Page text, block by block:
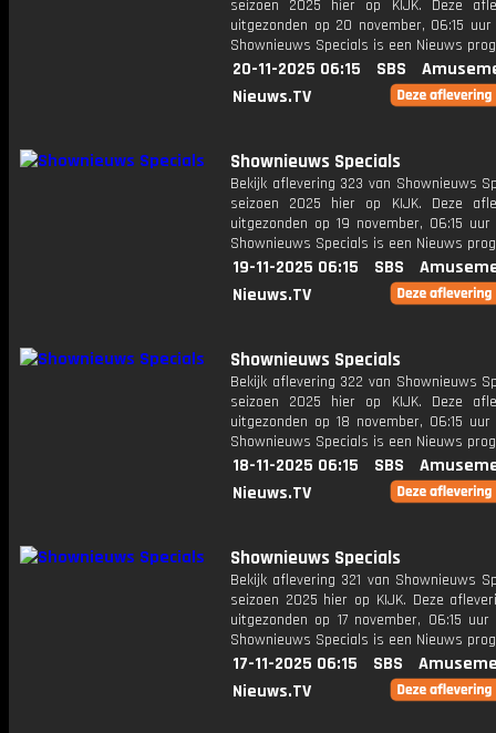
seizoen 2025 hier op KIJK. Deze
uitgezonden op 20 november, 06:15
Shownieuws Specials is een Nieuws
20-11-2025 06:15 SBS
Nieuws.TV
Shownieuws Specials
Bekijk aflevering 323 van Shownieuws
seizoen 2025 hier op KIJK. Deze
uitgezonden op 19 november, 06:15
Shownieuws Specials is een Nieuws
19-11-2025 06:15 SBS
Nieuws.TV
Shownieuws Specials
Bekijk aflevering 322 van Shownieuws
seizoen 2025 hier op KIJK. Deze
uitgezonden op 18 november, 06:15
Shownieuws Specials is een Nieuws
18-11-2025 06:15 SBS
Nieuws.TV
Shownieuws Specials
Bekijk aflevering 321 van Shownieuws
seizoen 2025 hier op KIJK. Deze
uitgezonden op 17 november, 06:15
Shownieuws Specials is een Nieuws
17-11-2025 06:15 SBS
Nieuws.TV